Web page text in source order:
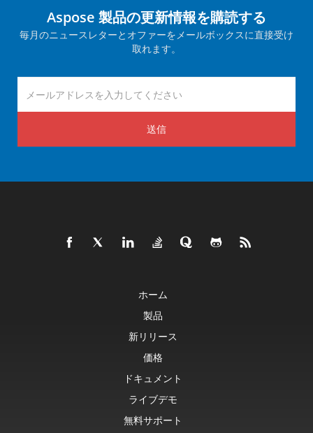
Aspose 製品の更新情報を購読する
毎月のニュースレターとオファーをメールボックスに直接受け
取れます。
送信
ホーム
製品
新リリース
価格
ドキュメント
ライブデモ
無料サポート